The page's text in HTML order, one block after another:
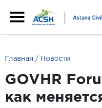
Главная Новости
GOVHR
как